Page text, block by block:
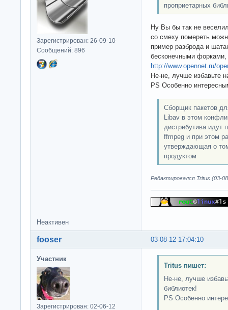
Зарегистрирован: 26-09-10
Сообщений: 896
проприетарных
Ну Вы бы так не
со смеху помереть
пример разброда и
бесконечными форками,
http://www.opennet.ru/
Не-не, лучше избавьте
PS Особенно
Сборщик пакетов
Libav в этом
дистрибутива идут
ffmpeg и при этом
утверждающая о
продуктом
Редактировался Tritus (03-
Неактивен
03-08-12 17:04:10
fooser
Участник
Зарегистрирован: 02-06-12
Tritus пишет:
Не-не, лучше
библиотек!
PS Особенно